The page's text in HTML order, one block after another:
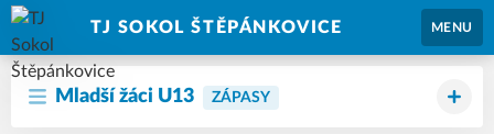
TJ SOKOL ŠTĚPÁNKOVICE MENU
Mladší žáci U13 ZÁPASY